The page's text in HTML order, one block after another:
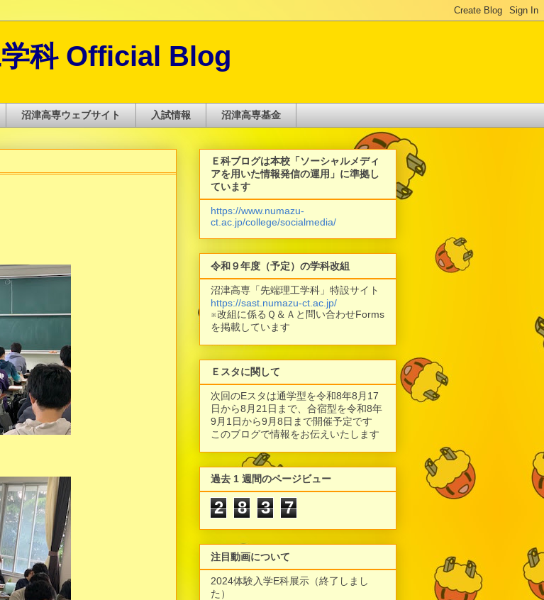
科 Official Blog
沼津高専ウェブサイト 入試情報 沼津高専基金
Ｅ科ブログは本校「ソーシャルメディ
アを用いた情報発信の運用」に準拠し
ています
https://www.numazu-
ct.ac.jp/college/socialmedia/
令和９年度（予定）の学科改組
沼津高専「先端理工学科」特設サイト
https://sast.numazu-ct.ac.jp/
※改組に係るＱ＆Ａと問い合わせForms
を掲載しています
Ｅスタに関して
次回のEスタは通学型を令和8年8月17
日から8月21日まで、合宿型を令和8年
9月1日から9月8日まで開催予定です
このブログで情報をお伝えいたします
過去 1 週間のページビュー
2 8 3 7
注目動画について
2024体験入学E科展示（終了しまし
た）